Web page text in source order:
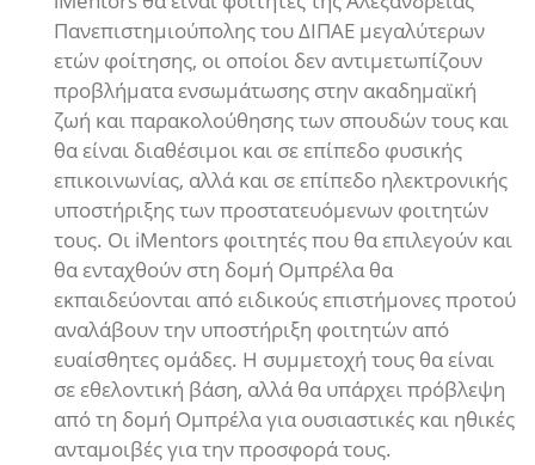
Πανεπιστημιούπολης του ΔΙΠΑΕ μεγαλύτερων
ετών φοίτησης, οι οποίοι δεν αντιμετωπίζουν
προβλήματα ενσωμάτωσης στην ακαδημαϊκή
ζωή και παρακολούθησης των σπουδών τους και
θα είναι διαθέσιμοι και σε επίπεδο φυσικής
επικοινωνίας, αλλά και σε επίπεδο ηλεκτρονικής
υποστήριξης των προστατευόμενων φοιτητών
τους. Οι iMentors φοιτητές που θα επιλεγούν και
θα ενταχθούν στη δομή Ομπρέλα θα
εκπαιδεύονται από ειδικούς επιστήμονες προτού
αναλάβουν την υποστήριξη φοιτητών από
ευαίσθητες ομάδες. Η συμμετοχή τους θα είναι
σε εθελοντική βάση, αλλά θα υπάρχει πρόβλεψη
από τη δομή Ομπρέλα για ουσιαστικές και ηθικές
ανταμοιβές για την προσφορά τους.